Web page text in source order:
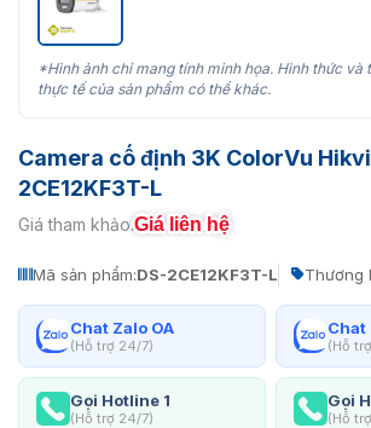
*Hình ảnh chỉ mang tính minh họa. Hình thức và
thực tế của sản phẩm có thể khác.
Camera cố định 3K ColorVu
2CE12KF3T-L
Giá tham khảo:Giá liên hệ
Mã sản phẩm:DS-2CE12KF3T-L Thương
Chat Zalo OA
(Hỗ trợ 24/7)
Chat
(Hỗ
Gọi Hotline 1
(Hỗ trợ 24/7)
Gọi
(Hỗ